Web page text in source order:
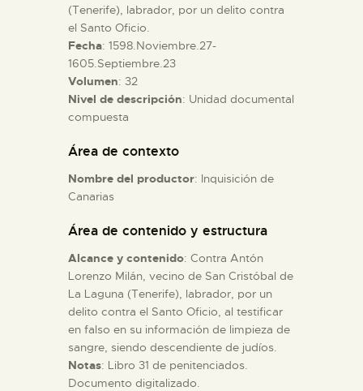
EL MUSEO
COLECCIONES
ESPAÑOL
(Tenerife), labrador, por un delito contra
el Santo Oficio.
Fecha: 1598.Noviembre.27-
1605.Septiembre.23
Volumen: 32
Nivel de descripción: Unidad documental
compuesta
Área de contexto
Nombre del productor: Inquisición de
Canarias
Área de contenido y estructura
Alcance y contenido: Contra Antón
Lorenzo Milán, vecino de San Cristóbal de
La Laguna (Tenerife), labrador, por un
delito contra el Santo Oficio, al testificar
en falso en su información de limpieza de
sangre, siendo descendiente de judíos.
Notas: Libro 31 de penitenciados.
Documento digitalizado.